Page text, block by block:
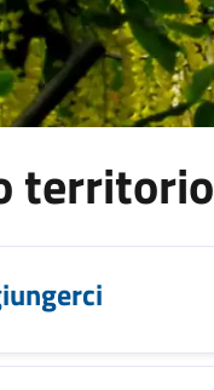
territorio